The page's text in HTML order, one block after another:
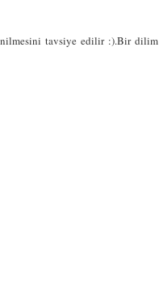
tavsiye edilir :).Bir dilim